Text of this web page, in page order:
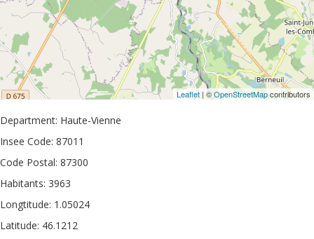
Leaflet| ©OpenStreetMapcontributors
Department: Haute-Vienne
Insee Code: 87011
Code Postal: 87300
Habitants: 3963
Longtitude: 1.05024
Latitude: 46.1212